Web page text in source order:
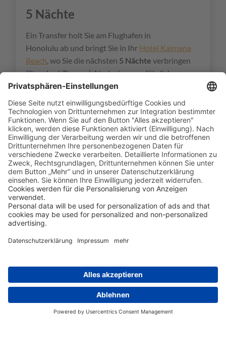
5 Nächte
Ein Transfer holt Sie am Flughafen in
Honolulu ab und bringt Sie in Ihr Hotel Kaimana
Beach, wo Sie die nächsten 5 Nächte verbringen
(Standard Zimmer). Nach einer ausführlichen
Erkundung Waikikis und der Insel Oahu bringt
Sie ein Transfer zum Flughafen, wo Sie Ihren
Weiterflug auf die Cook Inseln antreten.
Tag 6
Flug von Honolulu/Hawaii nach
Rarotonga/Cook Inseln mit Hawaiian
Airlines.
Weitere Stationen der
Reise ansehen